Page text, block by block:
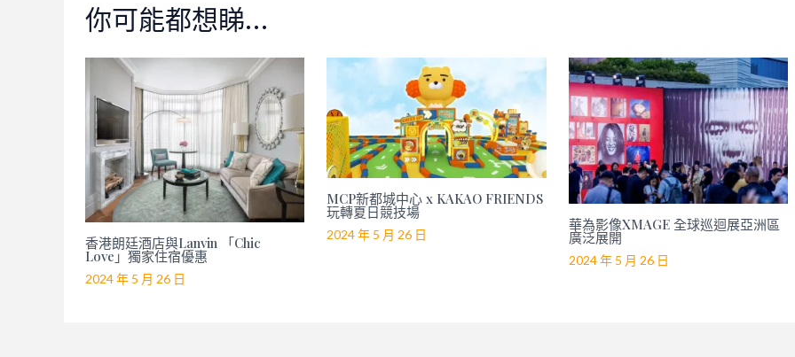
你可能都想睇…
香港朗廷酒店與Lanvin 「Chic
Love」獨家住宿優惠
2024 年 5 月 26 日
MCP新都城中心 x KAKAO FRIENDS
玩轉夏日競技場
2024 年 5 月 26 日
華為影像XMAGE 全球巡迴展亞洲區
廣泛展開
2024 年 5 月 26 日